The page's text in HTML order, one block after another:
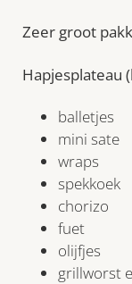
Zeer groot
Hapjesplateau
balletjes
mini sate
wraps
spekkoek
chorizo
fuet
olijfjes
grillworst